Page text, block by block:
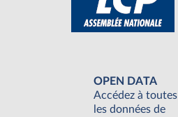
OPEN DATA
Accédez à toutes
les données de